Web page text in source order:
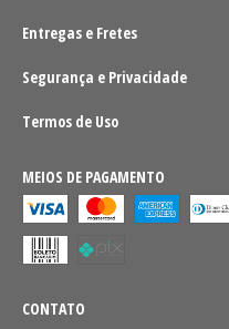
Entregas e Fretes
Segurança e Privacidade
Termos de Uso
MEIOS DE PAGAMENTO
CONTATO